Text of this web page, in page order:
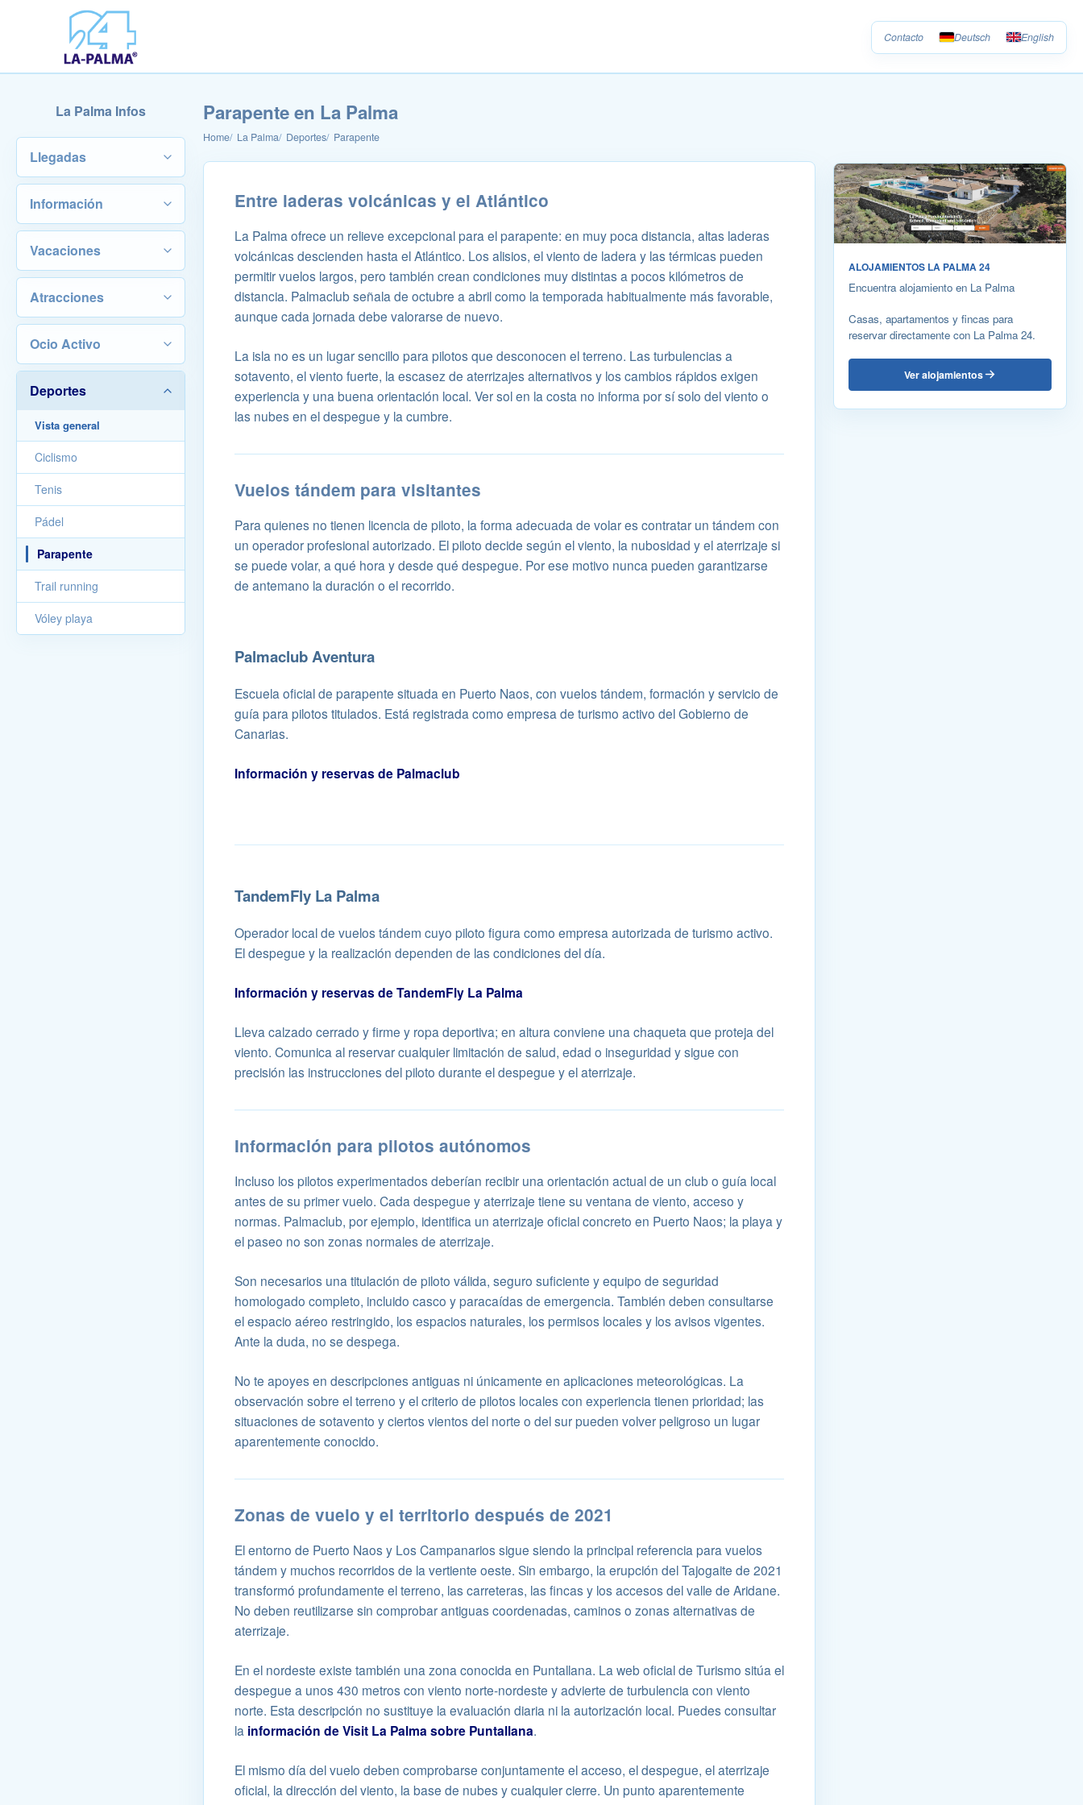
Contacto Deutsch English
La Palma Infos
Llegadas
Información
Vacaciones
Atracciones
Ocio Activo
Deportes
Vista general
Ciclismo
Tenis
Pádel
Parapente
Trail running
Vóley playa
Parapente en La Palma
Home La Palma Deportes Parapente
Entre laderas volcánicas y el Atlántico
La Palma ofrece un relieve excepcional para el parapente: en muy poca distancia, altas laderas
volcánicas descienden hasta el Atlántico. Los alisios, el viento de ladera y las térmicas pueden
permitir vuelos largos, pero también crean condiciones muy distintas a pocos kilómetros de
distancia. Palmaclub señala de octubre a abril como la temporada habitualmente más favorable,
aunque cada jornada debe valorarse de nuevo.
La isla no es un lugar sencillo para pilotos que desconocen el terreno. Las turbulencias a
sotavento, el viento fuerte, la escasez de aterrizajes alternativos y los cambios rápidos exigen
experiencia y una buena orientación local. Ver sol en la costa no informa por sí solo del viento o
las nubes en el despegue y la cumbre.
Vuelos tándem para visitantes
Para quienes no tienen licencia de piloto, la forma adecuada de volar es contratar un tándem con
un operador profesional autorizado. El piloto decide según el viento, la nubosidad y el aterrizaje si
se puede volar, a qué hora y desde qué despegue. Por ese motivo nunca pueden garantizarse
de antemano la duración o el recorrido.
Palmaclub Aventura
Escuela oficial de parapente situada en Puerto Naos, con vuelos tándem, formación y servicio de
guía para pilotos titulados. Está registrada como empresa de turismo activo del Gobierno de
Canarias.
Información y reservas de Palmaclub
TandemFly La Palma
Operador local de vuelos tándem cuyo piloto figura como empresa autorizada de turismo activo.
El despegue y la realización dependen de las condiciones del día.
Información y reservas de TandemFly La Palma
Lleva calzado cerrado y firme y ropa deportiva; en altura conviene una chaqueta que proteja del
viento. Comunica al reservar cualquier limitación de salud, edad o inseguridad y sigue con
precisión las instrucciones del piloto durante el despegue y el aterrizaje.
Información para pilotos autónomos
Incluso los pilotos experimentados deberían recibir una orientación actual de un club o guía local
antes de su primer vuelo. Cada despegue y aterrizaje tiene su ventana de viento, acceso y
normas. Palmaclub, por ejemplo, identifica un aterrizaje oficial concreto en Puerto Naos; la playa y
el paseo no son zonas normales de aterrizaje.
Son necesarios una titulación de piloto válida, seguro suficiente y equipo de seguridad
homologado completo, incluido casco y paracaídas de emergencia. También deben consultarse
el espacio aéreo restringido, los espacios naturales, los permisos locales y los avisos vigentes.
Ante la duda, no se despega.
No te apoyes en descripciones antiguas ni únicamente en aplicaciones meteorológicas. La
observación sobre el terreno y el criterio de pilotos locales con experiencia tienen prioridad; las
situaciones de sotavento y ciertos vientos del norte o del sur pueden volver peligroso un lugar
aparentemente conocido.
Zonas de vuelo y el territorio después de 2021
El entorno de Puerto Naos y Los Campanarios sigue siendo la principal referencia para vuelos
tándem y muchos recorridos de la vertiente oeste. Sin embargo, la erupción del Tajogaite de 2021
transformó profundamente el terreno, las carreteras, las fincas y los accesos del valle de Aridane.
No deben reutilizarse sin comprobar antiguas coordenadas, caminos o zonas alternativas de
aterrizaje.
En el nordeste existe también una zona conocida en Puntallana. La web oficial de Turismo sitúa el
despegue a unos 430 metros con viento norte-nordeste y advierte de turbulencia con viento
norte. Esta descripción no sustituye la evaluación diaria ni la autorización local. Puedes consultar
la información de Visit La Palma sobre Puntallana.
El mismo día del vuelo deben comprobarse conjuntamente el acceso, el despegue, el aterrizaje
oficial, la dirección del viento, la base de nubes y cualquier cierre. Un punto aparentemente
ALOJAMIENTOS LA PALMA 24
Encuentra alojamiento en La Palma
Casas, apartamentos y fincas para
reservar directamente con La Palma 24.
Ver alojamientos